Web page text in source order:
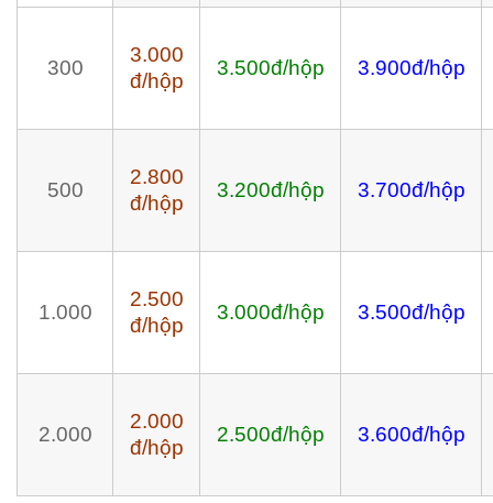
300
3.000
đ/hộp
3.500đ/hộp 3.900đ/hộp
500
2.800
đ/hộp
3.200đ/hộp 3.700đ/hộp
1.000
2.500
đ/hộp
3.000đ/hộp 3.500đ/hộp
2.000
2.000
đ/hộp
2.500đ/hộp 3.600đ/hộp